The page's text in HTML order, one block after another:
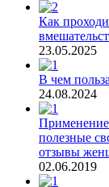
Как
23.05.2025
В чем
24.08.2024
полезные
отзывы
02.06.2019